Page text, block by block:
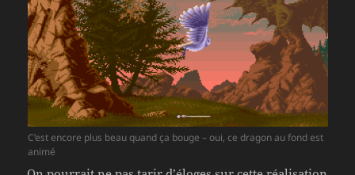
C’est encore plus beau quand ça bouge – oui, ce dragon au fond est
animé